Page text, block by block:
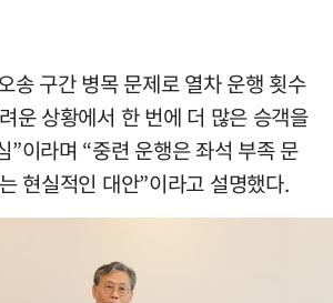
송 구간 병목 문제로 열차 운행 횟수
운 상황에서 한 번에 더 많은 승객을
”이라며 “중련 운행은 좌석 부족 문
현실적인 대안”이라고 설명했다.